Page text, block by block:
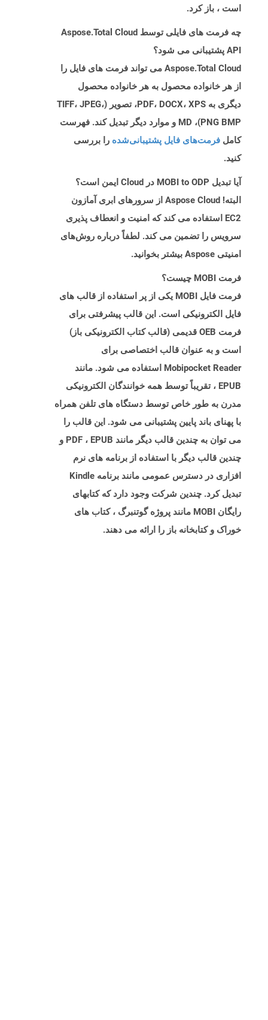
است ، باز کرد.
چه فرمت های فایلی توسط Aspose.Total Cloud
API پشتیبانی می شود؟
Aspose.Total Cloud می تواند فرمت های فایل را
از هر خانواده محصول به هر خانواده محصول
دیگری به PDF، DOCX، XPS، تصویر (TIFF، JPEG،
PNG BMP)، MD و موارد دیگر تبدیل کند. فهرست
کامل فرمت‌های فایل پشتیبانی‌شده را بررسی
کنید.
آیا تبدیل MOBI to ODP در Cloud ایمن است؟
البته! Aspose Cloud از سرورهای ابری آمازون
EC2 استفاده می کند که امنیت و انعطاف پذیری
سرویس را تضمین می کند. لطفاً درباره روش‌های
امنیتی Aspose بیشتر بخوانید.
فرمت MOBI چیست؟
فرمت فایل MOBI یکی از پر استفاده از قالب های
فایل الکترونیکی است. این قالب پیشرفتی برای
فرمت OEB قدیمی (قالب کتاب الکترونیکی باز)
است و به عنوان قالب اختصاصی برای
Mobipocket Reader استفاده می شود. مانند
EPUB ، تقریباً توسط همه خوانندگان الکترونیکی
مدرن به طور خاص توسط دستگاه های تلفن همراه
با پهنای باند پایین پشتیبانی می شود. این قالب را
می توان به چندین قالب دیگر مانند PDF ، EPUB و
چندین قالب دیگر با استفاده از برنامه های نرم
افزاری در دسترس عمومی مانند برنامه Kindle
تبدیل کرد. چندین شرکت وجود دارد که کتابهای
رایگان MOBI مانند پروژه گوتنبرگ ، کتاب های
خوراک و کتابخانه باز را ارائه می دهند.